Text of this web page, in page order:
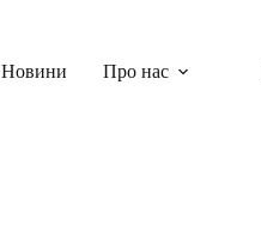
Новини Про нас